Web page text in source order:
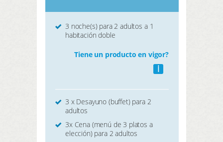
3 noche(s) para 2 adultos a 1
habitación doble
Tiene un producto en vigor?
i
3 x Desayuno (buffet) para 2
adultos
3x Cena (menú de 3 platos a
elección) para 2 adultos